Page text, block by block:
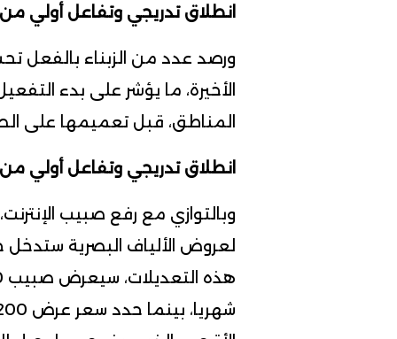
انطلاق تدريجي وتفاعل أولي
ورصد عدد من الزبناء بالفعل
الأخيرة، ما يؤشر على بدء
المناطق، قبل تعميمها على
انطلاق تدريجي وتفاعل أولي
وبالتوازي مع رفع صبيب